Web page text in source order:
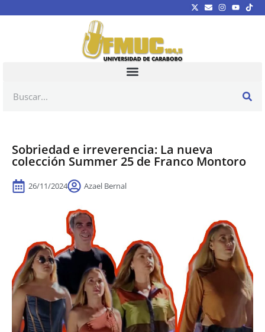
Sobriedad e irreverencia: La nueva
colección Summer 25 de Franco Montoro
26/11/2024 Azael Bernal